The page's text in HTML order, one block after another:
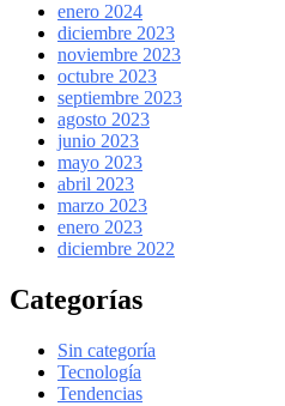
enero 2024
diciembre 2023
noviembre 2023
octubre 2023
septiembre 2023
agosto 2023
junio 2023
mayo 2023
abril 2023
marzo 2023
enero 2023
diciembre 2022
Categorías
Sin categoría
Tecnología
Tendencias